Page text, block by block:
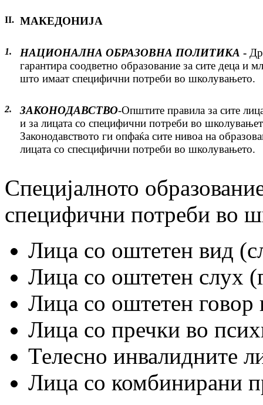
II. МАКЕДОНИЈА
1. НАЦИОНАЛНА ОБРАЗОВНА ПОЛИТИКА -
гарантира соодветно образование за сите деца и
што имаат специфични потреби во школувањето.
2. ЗАКОНОДАВСТВО-Општите правила за сите
и за лицата со специфични потреби во
Законодавството ги опфаќа сите нивоа на
лицата со спесцифични потреби во школувањето.
Специјалното
специфични потреби во
Лица со оштетен вид
Лица со оштетен слух
Лица со оштетен говор
Лица со пречки во
Телесно инвалидните
Лица со комбинирани